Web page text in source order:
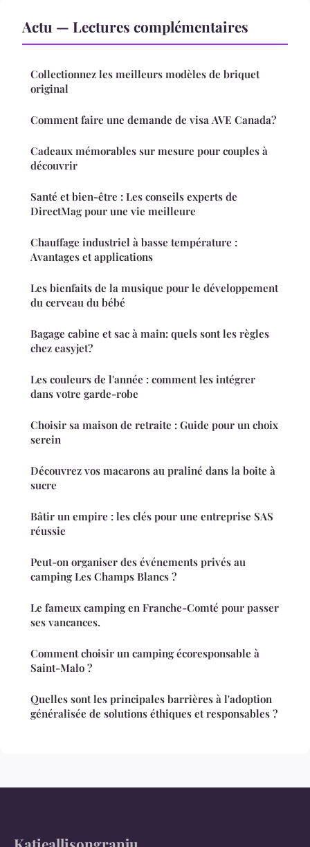
Actu — Lectures complémentaires
Collectionnez les meilleurs modèles de briquet
original
Comment faire une demande de visa AVE Canada?
Cadeaux mémorables sur mesure pour couples à
découvrir
Santé et bien-être : Les conseils experts de
DirectMag pour une vie meilleure
Chauffage industriel à basse température :
Avantages et applications
Les bienfaits de la musique pour le développement
du cerveau du bébé
Bagage cabine et sac à main: quels sont les règles
chez easyjet?
Les couleurs de l'année : comment les intégrer
dans votre garde-robe
Choisir sa maison de retraite : Guide pour un choix
serein
Découvrez vos macarons au praliné dans la boite à
sucre
Bâtir un empire : les clés pour une entreprise SAS
réussie
Peut-on organiser des événements privés au
camping Les Champs Blancs ?
Le fameux camping en Franche-Comté pour passer
ses vancances.
Comment choisir un camping écoresponsable à
Saint-Malo ?
Quelles sont les principales barrières à l'adoption
généralisée de solutions éthiques et responsables ?